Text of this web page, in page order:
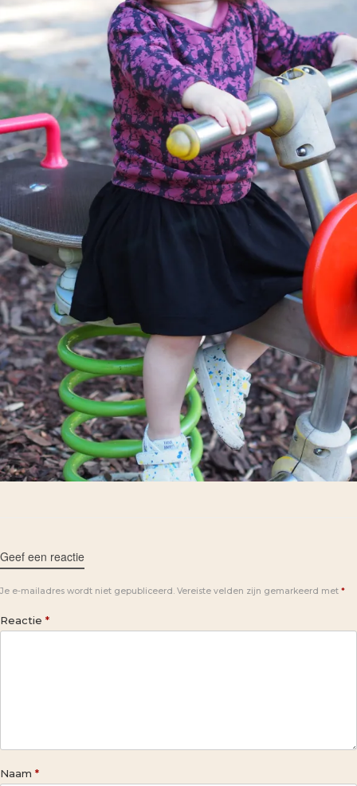
Geef een reactie
Je e-mailadres wordt niet gepubliceerd. Vereiste velden zijn gemarkeerd met *
Reactie *
Naam *